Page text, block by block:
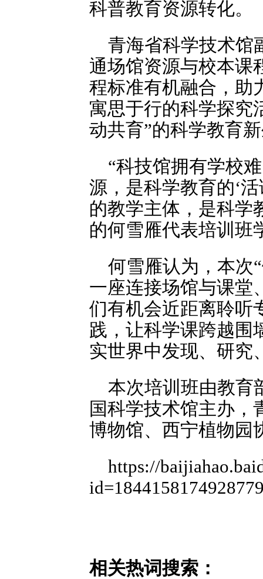
科普教育资源转化。
青海省科学技术馆
通场馆资源与校本课
程标准有机融合，助
寓思于行的科学探究
动共育”的科学教育
“科技馆拥有学校
源，是科学教育的‘
的教学主体，是科学
的何雪雁代表培训班
何雪雁认为，本次
一座连接场馆与课堂
们有机会近距离聆听
践，让科学课跨越围
实世界中发现、研究
本次培训班由教育
国科学技术馆主办，
博物馆、西宁植物园
https://
相关热词搜索：